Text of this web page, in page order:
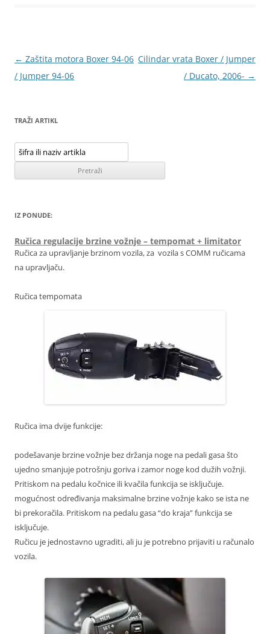
Navigacija
objava
← Zaštita motora Boxer 94-06
/ Jumper 94-06
Cilindar vrata Boxer / Jumper
/ Ducato, 2006- →
TRAŽI ARTIKL
IZ PONUDE:
Ručica regulacije brzine vožnje – tempomat + limitator
Ručica za upravljanje brzinom vozila, za vozila s COMM ručicama
na upravljaču.
Ručica tempomata
Ručica ima dvije funkcije:
podešavanje brzine vožnje bez držanja noge na pedali gasa što
ujedno smanjuje potrošnju goriva i zamor noge kod dužih vožnji.
Pritiskom na pedalu kočnice ili kvačila funkcija se isključuje.
mogućnost određivanja maksimalne brzine vožnje kako se ista ne
bi prekoračila. Pritiskom na pedalu gasa “do kraja” funkcija se
isključuje.
Ručicu je jednostavno ugraditi, ali ju je potrebno prijaviti u računalo
vozila.